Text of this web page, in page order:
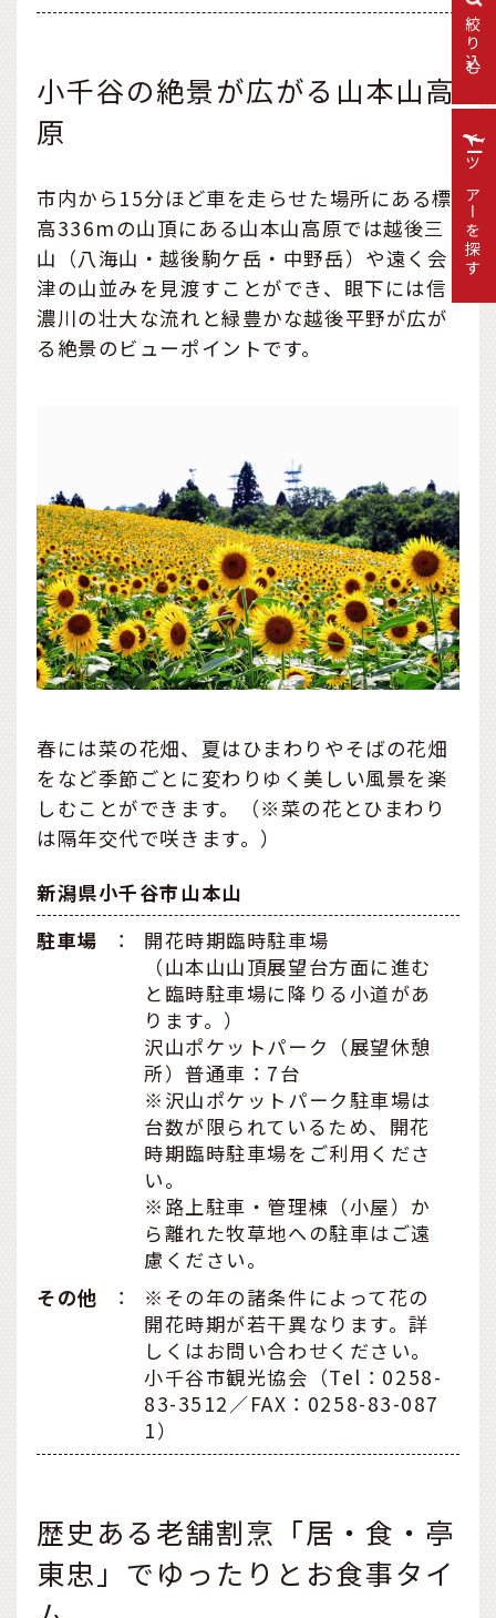
絞り込む
小千谷の絶景が広がる山本山高
原
市内から15分ほど車を走らせた場所にある標
高336mの山頂にある山本山高原では越後三
山（八海山・越後駒ケ岳・中野岳）や遠く会
津の山並みを見渡すことができ、眼下には信
濃川の壮大な流れと緑豊かな越後平野が広が
る絶景のビューポイントです。
春には菜の花畑、夏はひまわりやそばの花畑
をなど季節ごとに変わりゆく美しい風景を楽
しむことができます。（※菜の花とひまわり
は隔年交代で咲きます。）
新潟県小千谷市山本山
駐車場
：
開花時期臨時駐車場
（山本山山頂展望台方面に進む
と臨時駐車場に降りる小道があ
ります。）
沢山ポケットパーク（展望休憩
所）普通車：7台
※沢山ポケットパーク駐車場は
台数が限られているため、開花
時期臨時駐車場をご利用くださ
い。
※路上駐車・管理棟（小屋）か
ら離れた牧草地への駐車はご遠
慮ください。
その他
：
※その年の諸条件によって花の
開花時期が若干異なります。詳
しくはお問い合わせください。
小千谷市観光協会（Tel：0258-
83-3512／FAX：0258-83-087
1）
歴史ある老舗割烹「居・食・亭
東忠」でゆったりとお食事タイ
ツアーを探す